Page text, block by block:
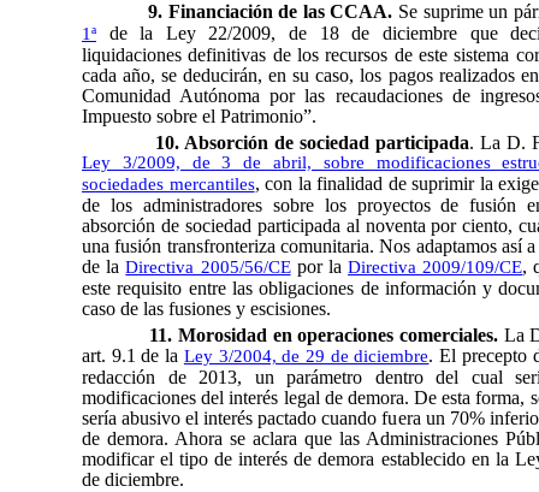
9. Financiación de las CCAA. Se suprime un
1ª de la Ley 22/2009, de 18 de diciembre que
liquidaciones definitivas de los recursos de este sistema
cada año, se deducirán, en su caso, los pagos realizados
Comunidad Autónoma por las recaudaciones de
Impuesto sobre el Patrimonio”.
10. Absorción de sociedad participada. La D.
Ley 3/2009, de 3 de abril, sobre modificaciones
sociedades mercantiles, con la finalidad de suprimir la
de los administradores sobre los proyectos de fusión
absorción de sociedad participada al noventa por ciento,
una fusión transfronteriza comunitaria. Nos adaptamos así
de laDirectiva 2005/56/CEpor laDirectiva 2009/109/CE,
este requisito entre las obligaciones de información y
caso de las fusiones y escisiones.
11. Morosidad en operaciones comerciales. La
art. 9.1 de la Ley 3/2004, de 29 de diciembre. El precepto
redacción de 2013, un parámetro dentro del cual
modificaciones del interés legal de demora. De esta forma,
sería abusivo el interés pactado cuando fuera un 70%
de demora. Ahora se aclara que las Administraciones
modificar el tipo de interés de demora establecido en la
de diciembre.